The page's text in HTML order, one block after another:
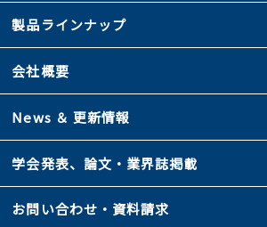
製品ラインナップ
会社概要
News ＆ 更新情報
学会発表、論文・業界誌掲載
お問い合わせ・資料請求